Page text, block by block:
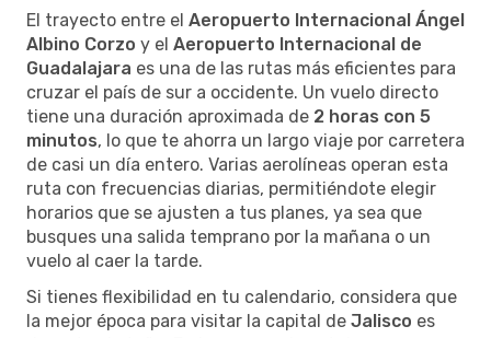
El trayecto entre el Aeropuerto Internacional Ángel
Albino Corzo y el Aeropuerto Internacional de
Guadalajara es una de las rutas más eficientes para
cruzar el país de sur a occidente. Un vuelo directo
tiene una duración aproximada de 2 horas con 5
minutos, lo que te ahorra un largo viaje por carretera
de casi un día entero. Varias aerolíneas operan esta
ruta con frecuencias diarias, permitiéndote elegir
horarios que se ajusten a tus planes, ya sea que
busques una salida temprano por la mañana o un
vuelo al caer la tarde.
Si tienes flexibilidad en tu calendario, considera que
la mejor época para visitar la capital de Jalisco es